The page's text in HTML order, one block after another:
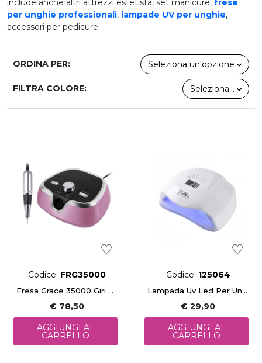
include anche altri attrezzi estetista, set manicure, frese
per unghie professionali, lampade UV per unghie,
accessori per pedicure.
ORDINA PER: Seleziona un'opzione
FILTRA COLORE: Seleziona...
Codice: FRG35000
Fresa Grace 35000 Giri 65W
€ 78,50
AGGIUNGI AL
CARRELLO
Codice: 125064
Lampada Uv Led Per Unghie 54W
€ 29,90
AGGIUNGI AL
CARRELLO